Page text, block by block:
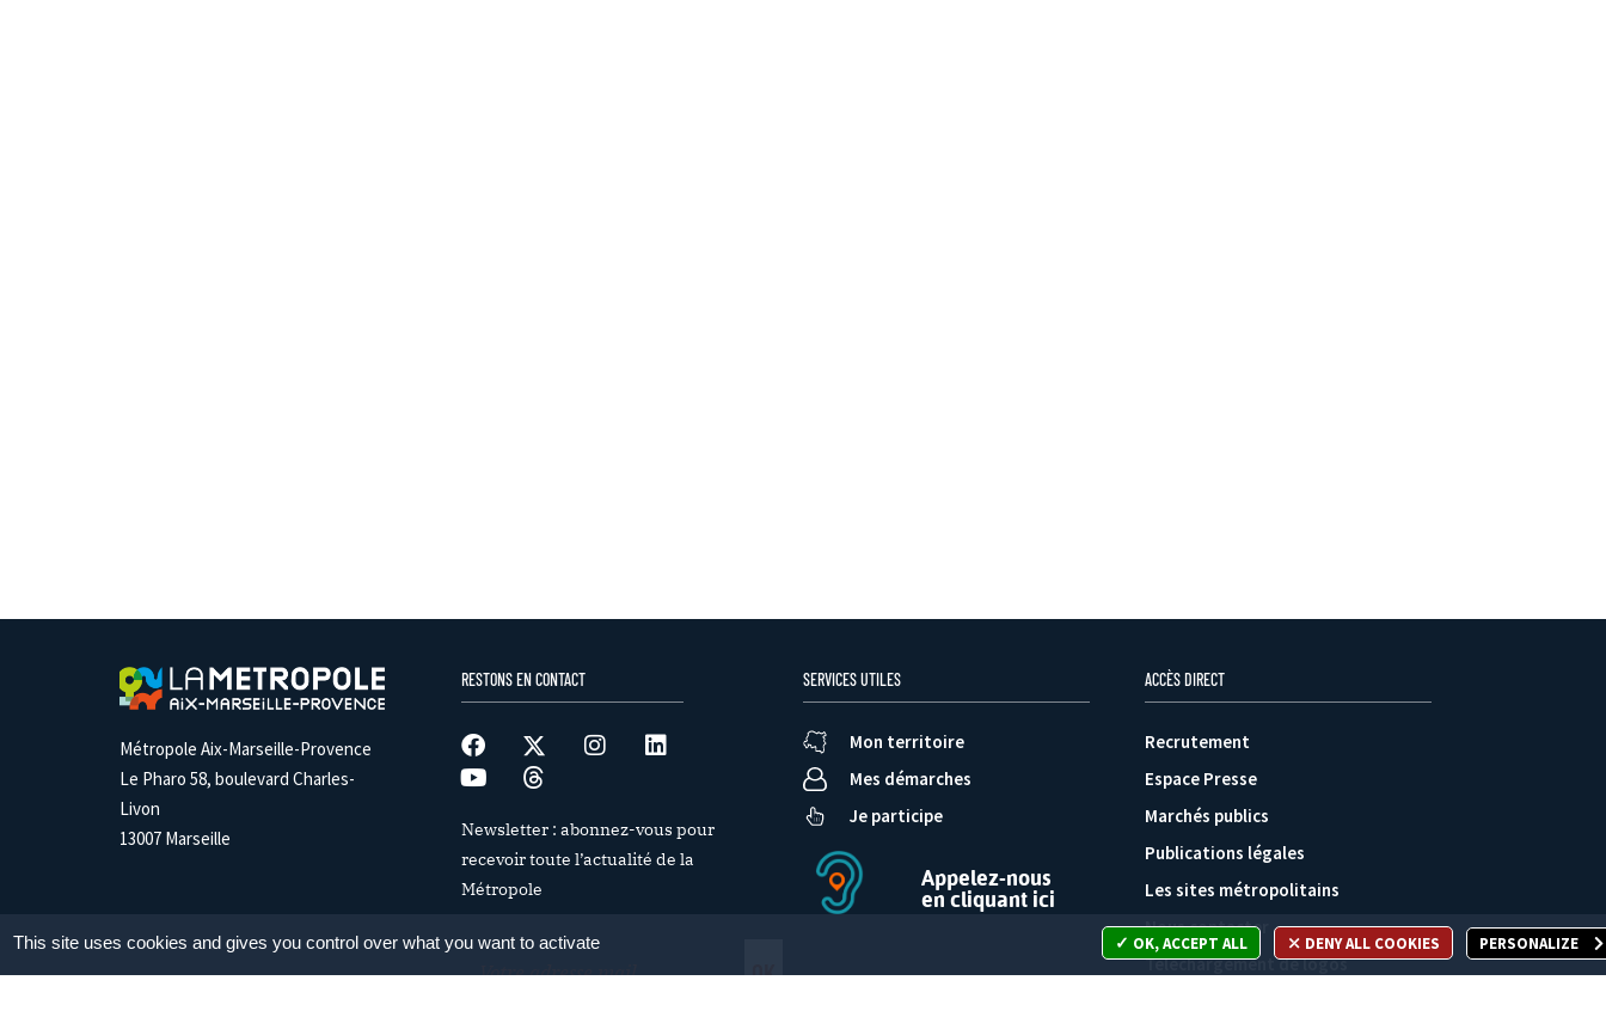
Métropole Aix-Marseille-Provence
Le Pharo 58, boulevard Charles-
Livon
13007 Marseille
RESTONS EN CONTACT
Newsletter : abonnez-vous pour
recevoir toute l’actualité de la
Métropole
SERVICES UTILES
Mon territoire
Mes démarches
Je participe
Appelez-nous
en cliquant ici
ACCÈS DIRECT
Recrutement
Espace Presse
Marchés publics
Publications légales
Les sites métropolitains
Nous contacter
Téléchargement de logos
This site uses cookies and gives you control over what you want to activate OK, ACCEPT ALL DENY ALL COOKIES PERSONALIZE